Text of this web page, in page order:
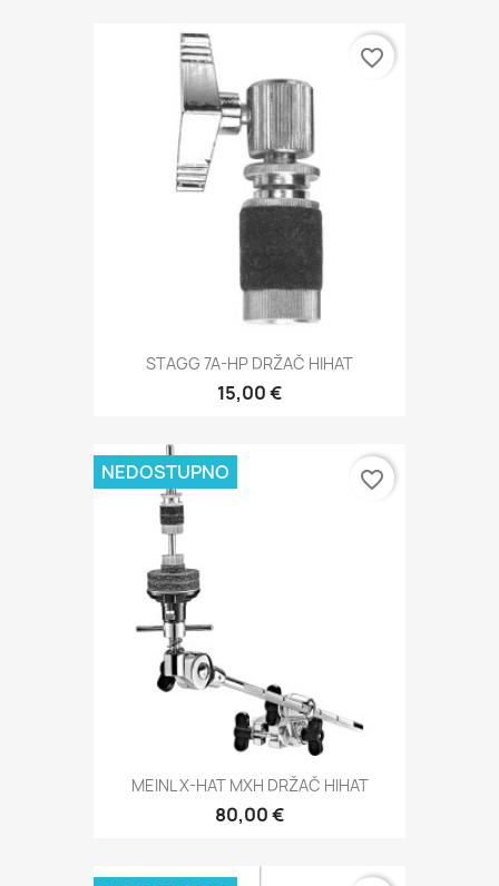
STAGG 7A-HP DRŽAČ HIHAT
15,00 €
favorite_border
MEINL X-HAT MXH DRŽAČ HIHAT
80,00 €
NEDOSTUPNO favorite_border